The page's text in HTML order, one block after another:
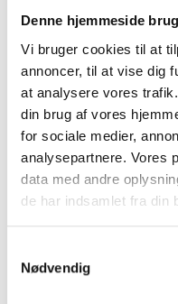
Denne hjemmeside
Vi bruger cookies til at
annoncer, til at vise dig
at analysere vores
din brug af vores
for sociale medier,
analysepartnere. Vores
data med andre
de har indsamlet fra din
Nødvendig
Sådan gør du
Bland hvedemel,
skål.
Tilsæt smør skåret i
fingrene.
Skræl æblerne og
Vend æbletern i
Kom æbletern i et
æblerne.
Bag kagen i en
Server din æblecrumble lun